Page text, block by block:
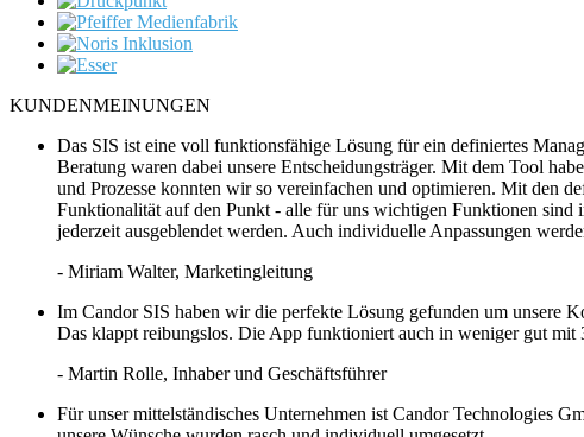
KUNDENMEINUNGEN
Das SIS ist eine voll funktionsfähige Lösung für ein definiertes
Beratung waren dabei unsere Entscheidungsträger. Mit dem Tool
und Prozesse konnten wir so vereinfachen und optimieren. Mit den
Funktionalität auf den Punkt - alle für uns wichtigen Funktionen sind
jederzeit ausgeblendet werden. Auch individuelle Anpassungen
- Miriam Walter, Marketingleitung
Im Candor SIS haben wir die perfekte Lösung gefunden um unsere
Das klappt reibungslos. Die App funktioniert auch in weniger gut mit
- Martin Rolle, Inhaber und Geschäftsführer
Für unser mittelständisches Unternehmen ist Candor Technologies